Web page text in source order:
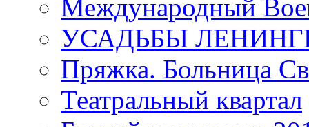
Международный
УСАДЬБЫ
Пряжка. Больница
Театральный квартал